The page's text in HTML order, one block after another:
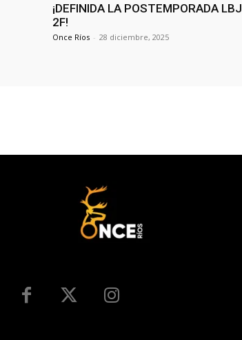
¡DEFINIDA LA POSTEMPORADA LBJ
2F!
Once Ríos - 28 diciembre, 2025